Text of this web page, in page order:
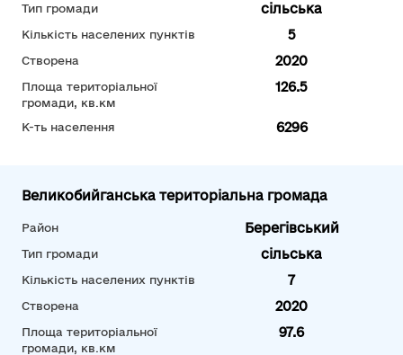
Тип громади сільська
Кількість населених пунктів 5
Створена 2020
Площа територіальної
громади, кв.км
126.5
К-ть населення 6296
Великобийганська територіальна громада
Район Берегівський
Тип громади сільська
Кількість населених пунктів 7
Створена 2020
Площа територіальної
громади, кв.км
97.6